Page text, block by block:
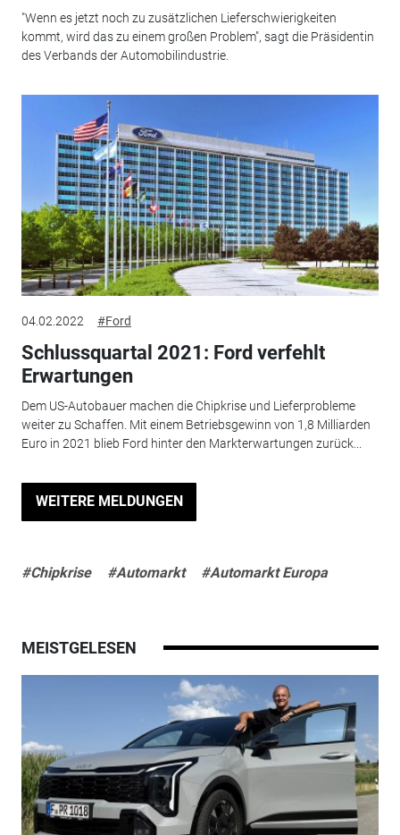
"Wenn es jetzt noch zu zusätzlichen Lieferschwierigkeiten
kommt, wird das zu einem großen Problem", sagt die Präsidentin
des Verbands der Automobilindustrie.
04.02.2022 #Ford
Schlussquartal 2021: Ford verfehlt
Erwartungen
Dem US-Autobauer machen die Chipkrise und Lieferprobleme
weiter zu Schaffen. Mit einem Betriebsgewinn von 1,8 Milliarden
Euro in 2021 blieb Ford hinter den Markterwartungen zurück...
WEITERE MELDUNGEN
#Chipkrise #Automarkt #Automarkt Europa
MEISTGELESEN